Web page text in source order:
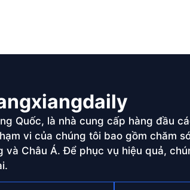
Quốc, là nhà cung cấp hàng đầu
vi của chúng tôi bao gồm chăm
Châu Á. Để phục vụ hiệu quả,